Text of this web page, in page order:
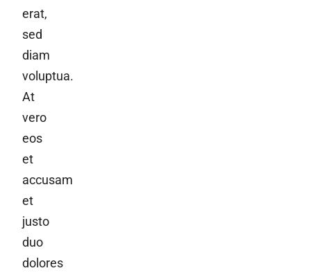
erat,
sed
diam
voluptua.
At
vero
eos
et
accusam
et
justo
duo
dolores